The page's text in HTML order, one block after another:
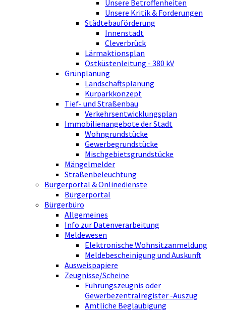
Unsere Betroffenheiten
Unsere Kritik & Forderungen
Städtebauförderung
Innenstadt
Cleverbrück
Lärmaktionsplan
Ostküstenleitung - 380 kV
Grünplanung
Landschaftsplanung
Kurparkkonzept
Tief- und Straßenbau
Verkehrsentwicklungsplan
Immobilienangebote der Stadt
Wohngrundstücke
Gewerbegrundstücke
Mischgebietsgrundstücke
Mängelmelder
Straßenbeleuchtung
Bürgerportal & Onlinedienste
Bürgerportal
Bürgerbüro
Allgemeines
Info zur Datenverarbeitung
Meldewesen
Elektronische Wohnsitzanmeldung
Meldebescheinigung und Auskunft
Ausweispapiere
Zeugnisse/Scheine
Führungszeugnis oder
Gewerbezentralregister -Auszug
Amtliche Beglaubigung